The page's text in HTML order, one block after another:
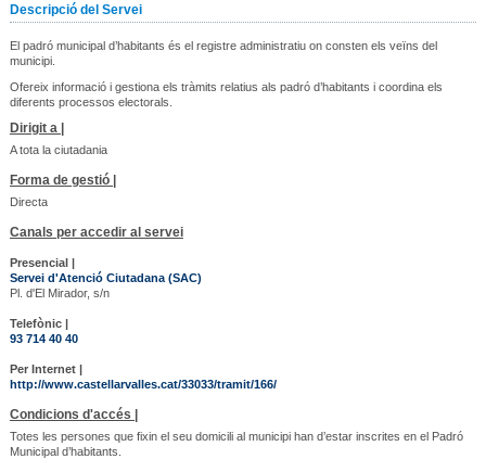
Descripció del Servei
El padró municipal d’habitants és el registre administratiu on consten els veïns del
municipi.
Ofereix informació i gestiona els tràmits relatius als padró d’habitants i coordina els
diferents processos electorals.
Dirigit a |
A tota la ciutadania
Forma de gestió |
Directa
Canals per accedir al servei
Presencial |
Servei d'Atenció Ciutadana (SAC)
Pl. d'El Mirador, s/n
Telefònic |
93 714 40 40
Per Internet |
http://www.castellarvalles.cat/33033/tramit/166/
Condicions d'accés |
Totes les persones que fixin el seu domicili al municipi han d’estar inscrites en el Padró
Municipal d’habitants.